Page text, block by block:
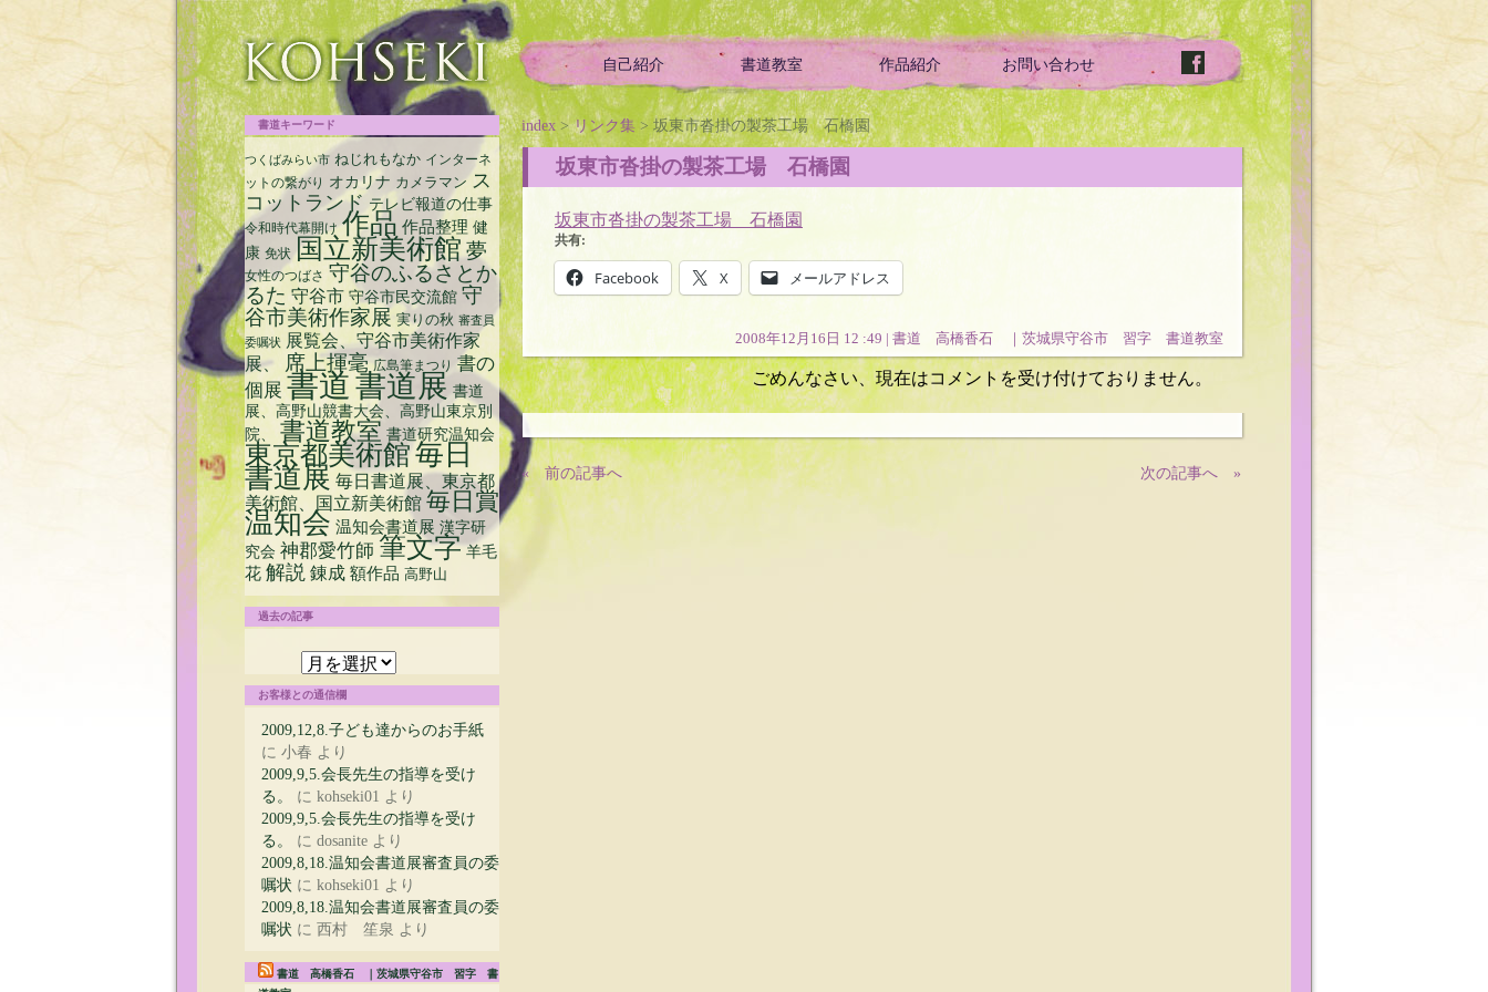
自己紹介 書道教室 作品紹介 お問い合わせ
срочный займ на карту с плохой кредитной историей
index>リンク集 > 坂東市沓掛の製茶工場 石橋園
坂東市沓掛の製茶工場 石橋園
坂東市沓掛の製茶工場 石橋園
共有:
Facebook X メールアドレス
2008年12月16日 12 :49 | 書道 高橋香石 ｜茨城県守谷市 習字 書道教室
ごめんなさい、現在はコメントを受け付けておりません。
« 前の記事へ 次の記事へ »
書道キーワード
つくばみらい市 ねじれもなか インターネ
ットの繋がり オカリナ カメラマン ス
コットランド テレビ報道の仕事
令和時代幕開け 作品 作品整理 健
康 免状 国立新美術館 夢
女性のつばさ 守谷のふるさとか
るた 守谷市 守谷市民交流館 守
谷市美術作家展 実りの秋 審査員
委嘱状
展覧会、守谷市美術作家
展、
席上揮毫 広島筆まつり 書の
個展 書道書道展 書道
展、高野山競書大会、高野山東京別
院、
書道教室 書道研究温知会
東京都美術館毎日
書道展 毎日書道展、東京都
美術館、国立新美術館 毎日賞
温知会 温知会書道展 漢字研
究会 神郡愛竹師 筆文字 羊毛
花 解説 錬成 額作品 高野山
過去の記事
の
記
お客様との通信欄
2009,12,8.子ども達からのお手紙
に 小春 より
2009,9,5.会長先生の指導を受け
る。
に kohseki01 より
2009,9,5.会長先生の指導を受け
る。
に dosanite より
2009,8,18.温知会書道展審査員の委
嘱状 に kohseki01 より
2009,8,18.温知会書道展審査員の委
嘱状 に 西村 笙泉 より
書道 高橋香石 ｜茨城県守谷市 習字 書